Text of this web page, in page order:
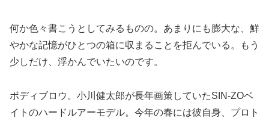
何か色々書こうとしてみるものの。あまりにも膨大な、鮮
やかな記憶がひとつの箱に収まることを拒んでいる。もう
少しだけ、浮かんでいたいのです。
ボディブロウ。小川健太郎が長年画策していたSIN-ZOベ
イトのハードルアーモデル。今年の春には彼自身、プロト